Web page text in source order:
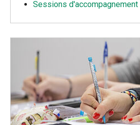
Sessions d'accompagnement